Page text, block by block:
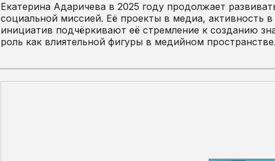
Екатерина Адаричева в 2025 году продолжает
социальной миссией. Её проекты в медиа, активность
инициатив подчёркивают её стремление к созданию
роль как влиятельной фигуры в медийном пространстве.